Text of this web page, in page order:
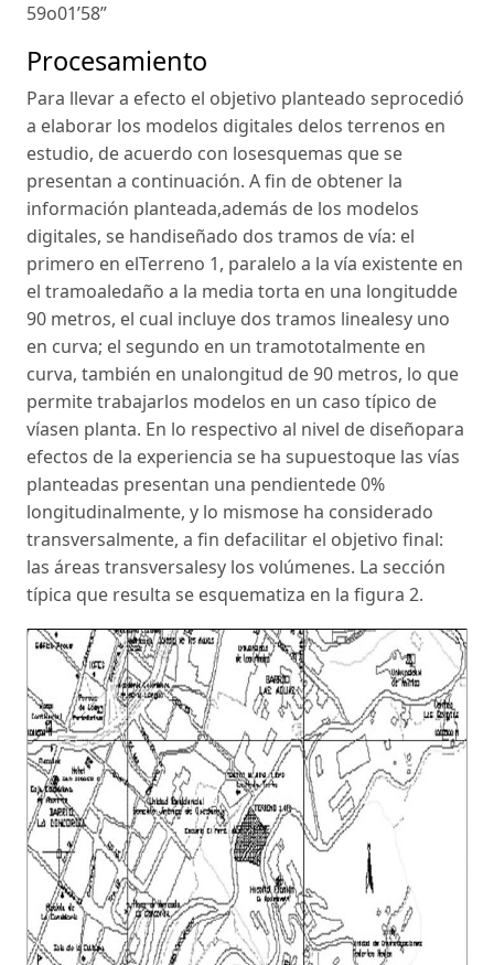
59o01’58”
Procesamiento
Para llevar a efecto el objetivo planteado seprocedió
a elaborar los modelos digitales delos terrenos en
estudio, de acuerdo con losesquemas que se
presentan a continuación. A fin de obtener la
información planteada,además de los modelos
digitales, se handiseñado dos tramos de vía: el
primero en elTerreno 1, paralelo a la vía existente en
el tramoaledaño a la media torta en una longitudde
90 metros, el cual incluye dos tramos linealesy uno
en curva; el segundo en un tramototalmente en
curva, también en unalongitud de 90 metros, lo que
permite trabajarlos modelos en un caso típico de
víasen planta. En lo respectivo al nivel de diseñopara
efectos de la experiencia se ha supuestoque las vías
planteadas presentan una pendientede 0%
longitudinalmente, y lo mismose ha considerado
transversalmente, a fin defacilitar el objetivo final:
las áreas transversalesy los volúmenes. La sección
típica que resulta se esquematiza en la figura 2.